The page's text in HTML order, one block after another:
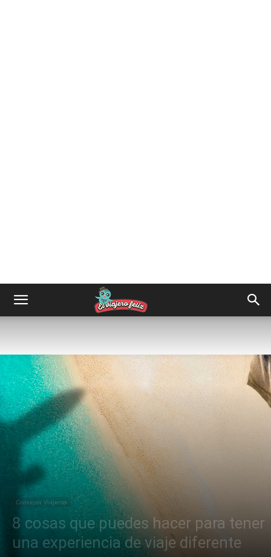
Consejos Viajeros
8 cosas que puedes hacer para tener
una experiencia de viaje diferente